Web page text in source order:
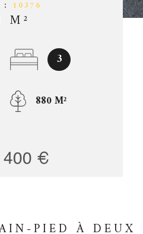
: 10376
M²
3
880 M²
400 €
PIED À DEUX